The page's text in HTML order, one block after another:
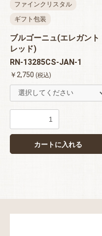
ファインクリスタル
ギフト包装
ブルゴーニュ(エレガント
レッド)
RN-13285CS-JAN-1
￥2,750 (税込)
カートに入れる